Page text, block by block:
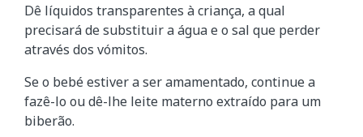
Dê líquidos transparentes à criança, a qual
precisará de substituir a água e o sal que perder
através dos vómitos.
Se o bebé estiver a ser amamentado, continue a
fazê-lo ou dê-lhe leite materno extraído para um
biberão.